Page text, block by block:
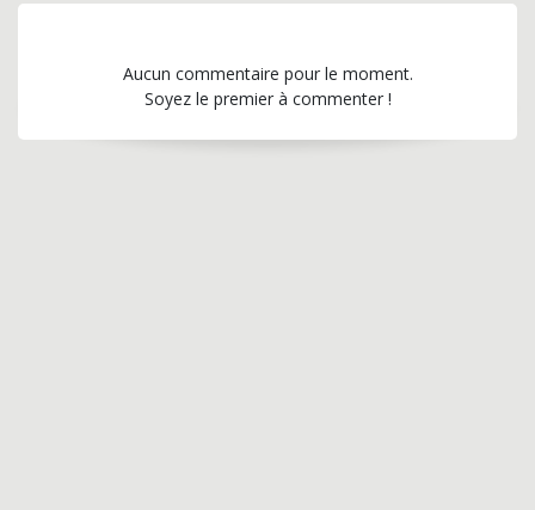
Aucun commentaire pour le moment.
Soyez le premier à commenter !